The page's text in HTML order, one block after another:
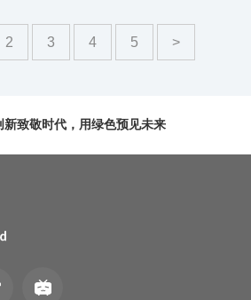
2 3 4 5 >
新致敬时代，用绿色预见未来